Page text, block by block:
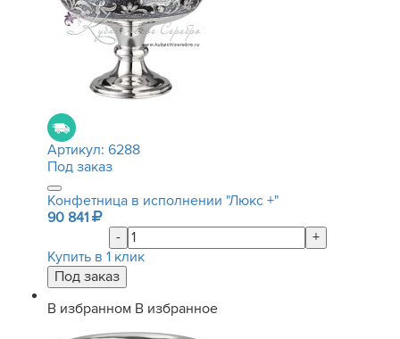
Артикул: 6288
Под заказ
Конфетница в исполнении "Люкс +"
90 841
-
+
Купить в 1 клик
В избранном В избранное